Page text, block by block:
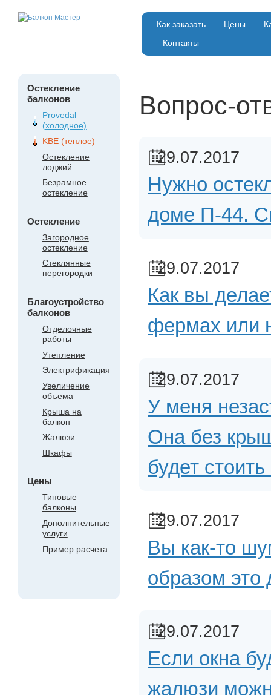
Как заказать Цены
Контакты
Остекление
балконов
Provedal
(холодное)
KBE (теплое)
Остекление
лоджий
Безрамное
остекление
Остекление
Загородное
остекление
Стеклянные
перегородки
Благоустройство
балконов
Отделочные
работы
Утепление
Электрификация
Увеличение
объема
Крыша на
балкон
Жалюзи
Шкафы
Цены
Типовые
балконы
Дополнительные
услуги
Пример расчета
Вопрос-
29.07.2017
Нужно
доме П-44.
29.07.2017
Как вы
фермах или
29.07.2017
У меня
Она без
будет
29.07.2017
Вы как-то
образом это
29.07.2017
Если окна
жалюзи